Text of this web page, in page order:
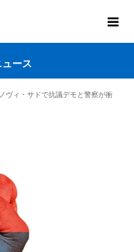
ース
ヴィ・サドで抗議デモと警察が衝